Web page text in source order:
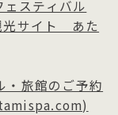
スティバル
光サイト あた
・旅館のご予約